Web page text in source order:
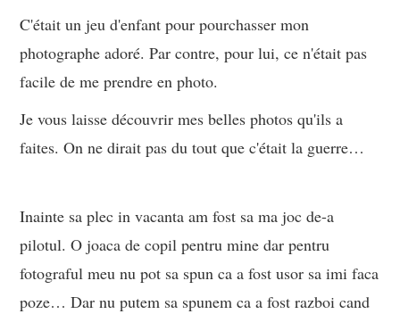
LUXE ET LA BEAUTÉ EN Y
AJOUTANT MON PETIT
GRAIN DE FOLIE ET MES
C'était un jeu d'enfant pour pourchasser mon
photographe adoré. Par contre, pour lui, ce n'était pas
facile de me prendre en photo.
Je vous laisse découvrir mes belles photos qu'ils a
faites. On ne dirait pas du tout que c'était la guerre…
Inainte sa plec in vacanta am fost sa ma joc de-a
pilotul. O joaca de copil pentru mine dar pentru
fotograful meu nu pot sa spun ca a fost usor sa imi faca
poze… Dar nu putem sa spunem ca a fost razboi cand